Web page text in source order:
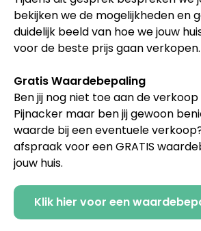
bekijken we de mogelijkheden en
duidelijk beeld van hoe we jouw
voor de beste prijs gaan verkopen.
Gratis Waardebepaling
Ben jij nog niet toe aan de verkoop
Pijnacker maar ben jij gewoon
waarde bij een eventuele
afspraak voor een GRATIS
jouw huis.
Klik hier voor een